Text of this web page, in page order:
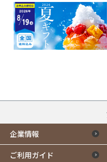
企業情報
ご利用ガイド